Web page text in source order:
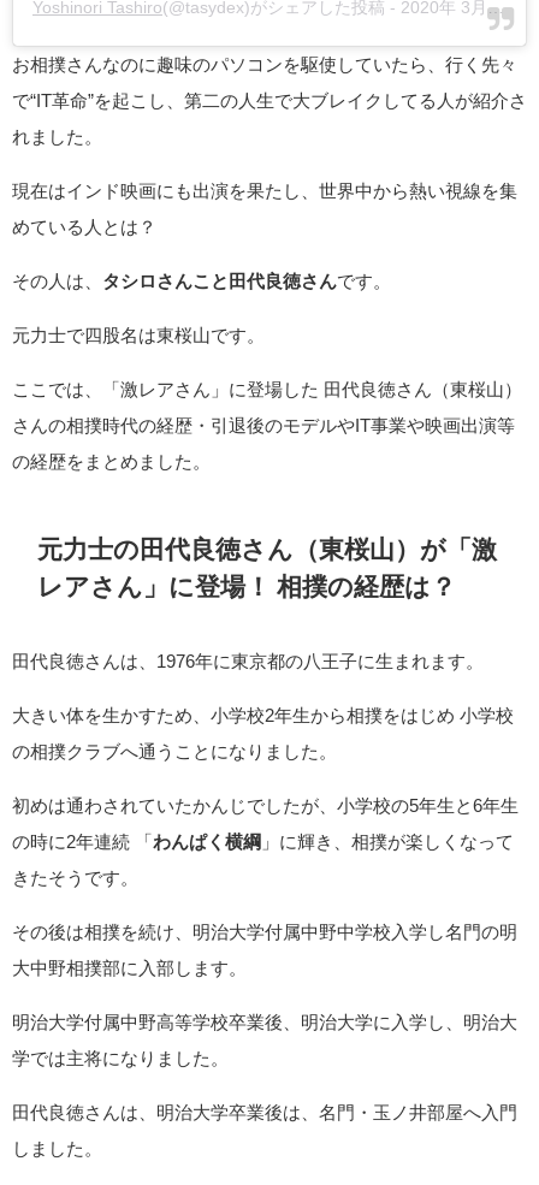
Yoshinori Tashiro(@tasydex)がシェアした投稿 - 2020年 3月月7日午前6時28分PST
お相撲さんなのに趣味のパソコンを駆使していたら、行く先々
で“IT革命”を起こし、第二の人生で大ブレイクしてる人が紹介さ
れました。
現在はインド映画にも出演を果たし、世界中から熱い視線を集
めている人とは？
その人は、 タシロさんこと田代良徳さんです。
元力士で四股名は東桜山です。
ここでは、「激レアさん」に登場した 田代良徳さん（東桜山）
さんの相撲時代の経歴・引退後のモデルやIT事業や映画出演等
の経歴をまとめました。
元力士の田代良徳さん（東桜山）が「激
レアさん」に登場！ 相撲の経歴は？
田代良徳さんは、1976年に東京都の八王子に生まれます。
大きい体を生かすため、小学校2年生から相撲をはじめ 小学校
の相撲クラブへ通うことになりました。
初めは通わされていたかんじでしたが、小学校の5年生と6年生
の時に2年連続 「わんぱく横綱 」に輝き、相撲が楽しくなって
きたそうです。
その後は相撲を続け、明治大学付属中野中学校入学し名門の明
大中野相撲部に入部します。
明治大学付属中野高等学校卒業後、明治大学に入学し、明治大
学では主将になりました。
田代良徳さんは、明治大学卒業後は、名門・玉ノ井部屋へ入門
しました。